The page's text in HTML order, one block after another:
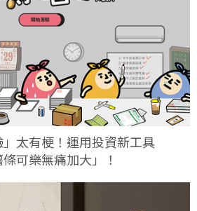
」太有梗！運用投資新工具
可樂無痛加大」！